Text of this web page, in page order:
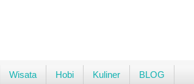
Wisata Hobi Kuliner BLOG